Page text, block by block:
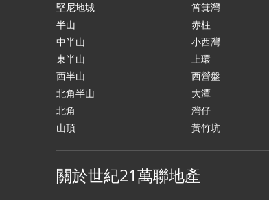
堅尼地城
半山
中半山
東半山
西半山
北角半山
北角
山頂
筲箕灣
赤柱
小西灣
上環
西營盤
大潭
灣仔
黃竹坑
關於世紀21萬聯地產